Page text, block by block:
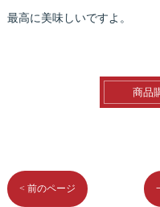
最高に美味しいですよ。
商品
< 前のページ